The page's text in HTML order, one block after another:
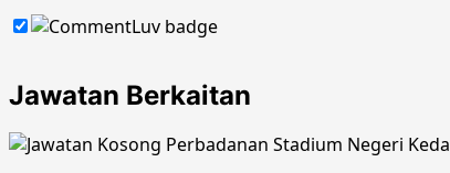
Jawatan Berkaitan